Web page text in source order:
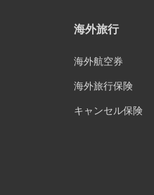
海外旅行
海外航空券
海外旅行保険
キャンセル保険